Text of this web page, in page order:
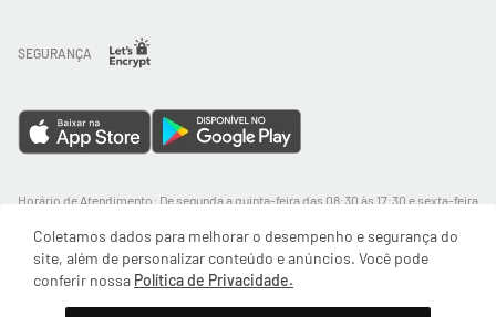
Coletamos dados para melhorar o desempenho e segurança do
site, além de personalizar conteúdo e anúncios. Você pode
conferir nossa Política de Privacidade.
Adicionar à sacola
SEGURANÇA
Horário de Atendimento: De segunda a quinta-feira das 08:30 às 17:30 e sexta-feira
Paulo, CEP: 09380-115 - Valisere Comércio de Roupas e Acessórios Ltda - CNPJ:
57.484.768/0064-89
© Body For Sure 2025 - Todos os direitos reservados